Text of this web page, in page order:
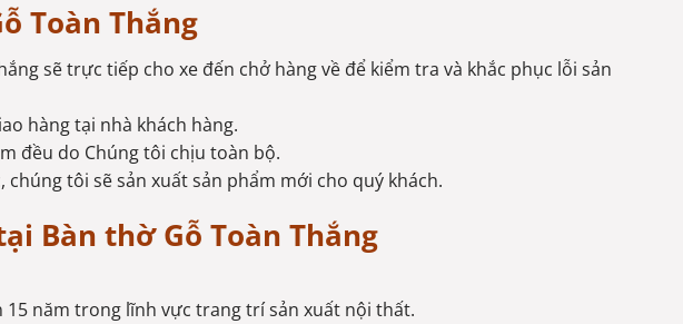
Toàn Thắng
sẽ trực tiếp cho xe đến chở hàng về để kiểm tra và khắc phục lỗi sản
hàng tại nhà khách hàng.
đều do Chúng tôi chịu toàn bộ.
tôi sẽ sản xuất sản phẩm mới cho quý khách.
Bàn thờ Gỗ Toàn Thắng
năm trong lĩnh vực trang trí sản xuất nội thất.